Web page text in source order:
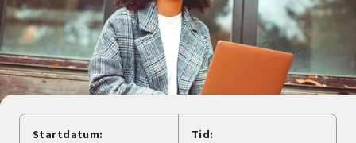
Starta studiecirkel
Cirkelledare
Nyheter
Startdatum: Tid: